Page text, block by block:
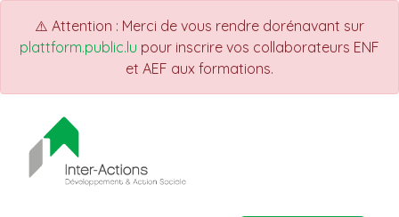
⚠️ Attention : Merci de vous rendre dorénavant sur
plattform.public.lu pour inscrire vos collaborateurs ENF
et AEF aux formations.